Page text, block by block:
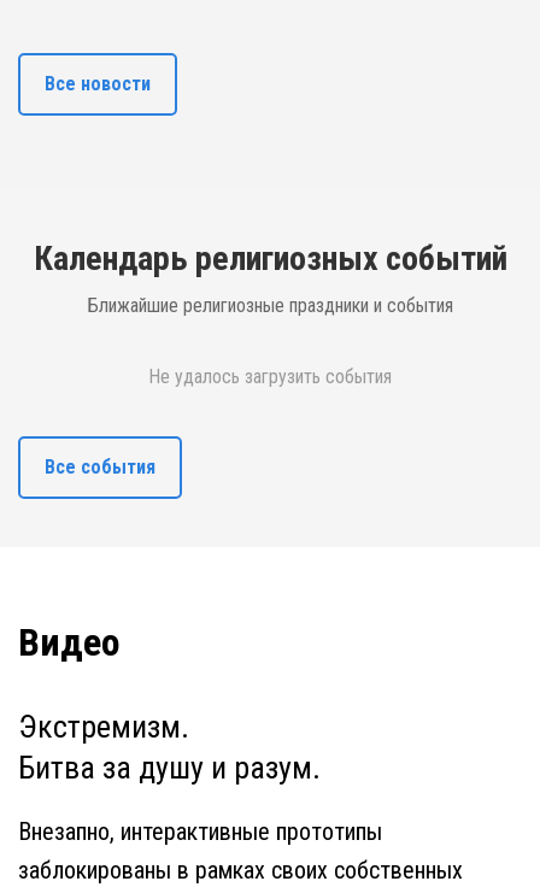
Все новости
Календарь религиозных событий
Ближайшие религиозные праздники и события
Не удалось загрузить события
Все события
Видео
Экстремизм.
Битва за душу и разум.
Внезапно, интерактивные прототипы
заблокированы в рамках своих собственных